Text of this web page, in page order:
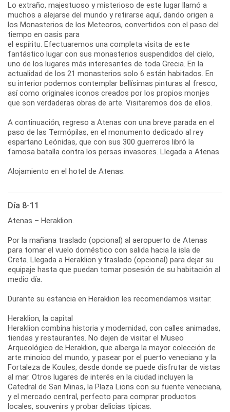
Lo extraño, majestuoso y misterioso de este lugar llamó a
muchos a alejarse del mundo y retirarse aquí, dando origen a
los Monasterios de los Meteoros, convertidos con el paso del
tiempo en oasis para
el espíritu. Efectuaremos una completa visita de este
fantástico lugar con sus monasterios suspendidos del cielo,
uno de los lugares más interesantes de toda Grecia. En la
actualidad de los 21 monasterios solo 6 están habitados. En
su interior podemos contemplar bellísimas pinturas al fresco,
así como originales iconos creados por los propios monjes
que son verdaderas obras de arte. Visitaremos dos de ellos.
A continuación, regreso a Atenas con una breve parada en el
paso de las Termópilas, en el monumento dedicado al rey
espartano Leónidas, que con sus 300 guerreros libró la
famosa batalla contra los persas invasores. Llegada a Atenas.
Alojamiento en el hotel de Atenas.
Día 8-11
Atenas – Heraklion.
Por la mañana traslado (opcional) al aeropuerto de Atenas
para tomar el vuelo doméstico con salida hacia la isla de
Creta. Llegada a Heraklion y traslado (opcional) para dejar su
equipaje hasta que puedan tomar posesión de su habitación al
medio día.
Durante su estancia en Heraklion les recomendamos visitar:
Heraklion, la capital
Heraklion combina historia y modernidad, con calles animadas,
tiendas y restaurantes. No dejen de visitar el Museo
Arqueológico de Heraklion, que alberga la mayor colección de
arte minoico del mundo, y pasear por el puerto veneciano y la
Fortaleza de Koules, desde donde se puede disfrutar de vistas
al mar. Otros lugares de interés en la ciudad incluyen la
Catedral de San Minas, la Plaza Lions con su fuente veneciana,
y el mercado central, perfecto para comprar productos
locales, souvenirs y probar delicias típicas.